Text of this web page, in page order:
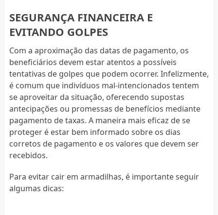
SEGURANÇA FINANCEIRA E
EVITANDO GOLPES
Com a aproximação das datas de pagamento, os
beneficiários devem estar atentos a possíveis
tentativas de golpes que podem ocorrer. Infelizmente,
é comum que indivíduos mal-intencionados tentem
se aproveitar da situação, oferecendo supostas
antecipações ou promessas de benefícios mediante
pagamento de taxas. A maneira mais eficaz de se
proteger é estar bem informado sobre os dias
corretos de pagamento e os valores que devem ser
recebidos.
Para evitar cair em armadilhas, é importante seguir
algumas dicas: